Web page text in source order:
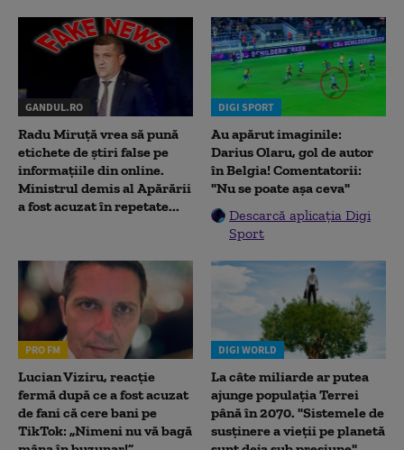
GANDUL.RO
Radu Miruţă vrea să pună
etichete de știri false pe
informațiile din online.
Ministrul demis al Apărării
a fost acuzat în repetate...
DIGI SPORT
Au apărut imaginile:
Darius Olaru, gol de autor
în Belgia! Comentatorii:
"Nu se poate așa ceva"
Descarcă aplicația Digi
Sport
PRO FM
Lucian Viziru, reacție
fermă după ce a fost acuzat
de fani că cere bani pe
TikTok: „Nimeni nu vă bagă
DIGI WORLD
La câte miliarde ar putea
ajunge populația Terrei
până în 2070. "Sistemele de
susținere a vieții pe planetă